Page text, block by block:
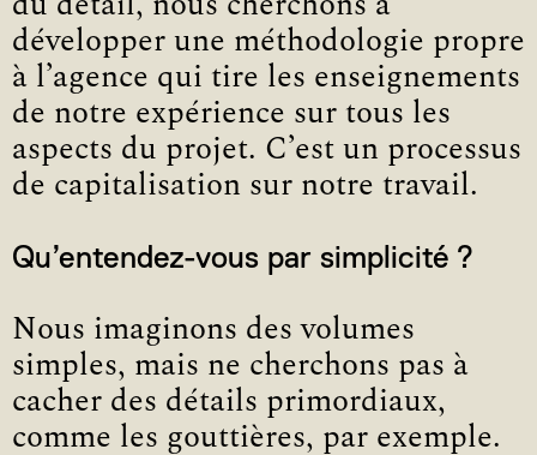
développer une méthodo­logie propre
à l’agence qui tire les ensei­gne­ments
de notre expérience sur tous les
aspects du projet. C’est un processus
de capitalisation sur notre travail.
Qu’entendez-vous par simplicité ?
Nous imaginons des volumes
simples, mais ne cherchons pas à
cacher des détails primordiaux,
comme les gouttières, par exemple.